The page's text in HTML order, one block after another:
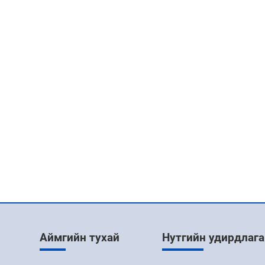
Аймгийн тухай Нутгийн удирдлага